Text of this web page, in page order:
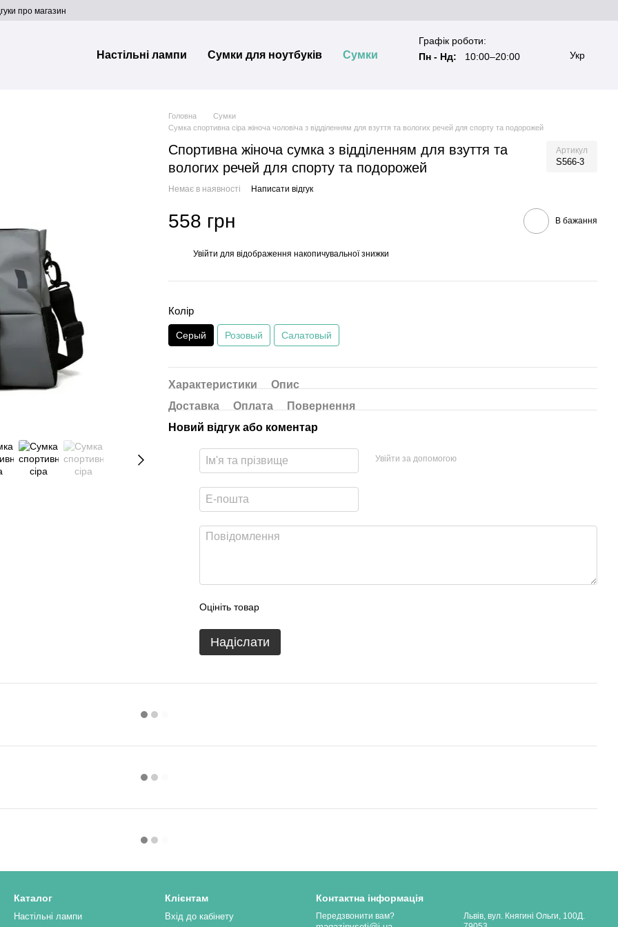
про магазин
Настільні лампи Сумки для ноутбуків Сумки
Графік роботи:
Пн - Нд:
10:00–20:00 Укр
Головна
Сумки
Сумка спортивна сіра жіноча чоловіча з відділенням для взуття та вологих речей для спорту та подорожей
Спортивна жіноча сумка з відділенням для взуття та
вологих речей для спорту та подорожей
Артикул
S566-3
Немає в наявності Написати відгук
558 грн В бажання
Увійти для відображення накопичувальної знижки
Колір
Серый Розовый Салатовый
Характеристики
Опис
Доставка
Оплата
Повернення
Новий відгук або коментар
Увійти за допомогою
Оцініть товар
Надіслати
Каталог
Настільні лампи
Клієнтам
Вхід до кабінету
Контактна інформація
Передзвонити вам?
Львів, вул. Княгині Ольги, 100Д.